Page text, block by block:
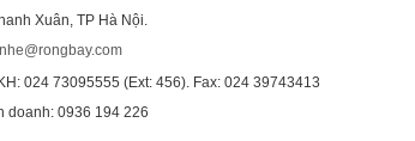
Xuân, TP Hà Nội.
024 73095555 (Ext: 456). Fax: 024 39743413
0936 194 226